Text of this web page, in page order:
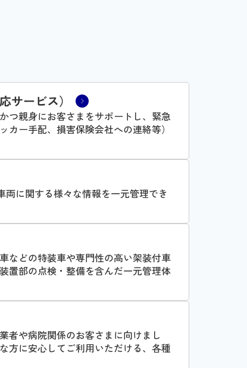
サービス）
つ親身にお客さまをサポートし、緊急
カー手配、損害保険会社への連絡等）
両に関する様々な情報を一元管理でき
などの特装車や専門性の高い架装付車
置部の点検・整備を含んだ一元管理体
者や病院関係のお客さまに向けまし
方に安心してご利用いただける、各種